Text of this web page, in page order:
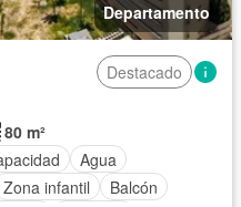
Departamento
Destacado
80 m²
Agua
Zona infantil
Balcón